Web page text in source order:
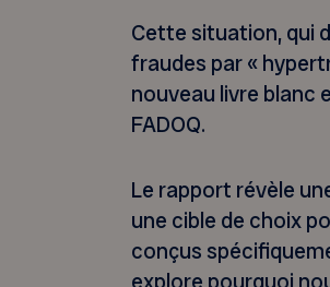
Cette situation, qui
fraudes par «
nouveau livre blanc
FADOQ.
Le rapport révèle
une cible de choix
conçus